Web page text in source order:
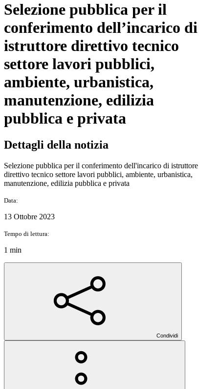
Selezione pubblica per il
conferimento dell’incarico di
istruttore direttivo tecnico
settore lavori pubblici,
ambiente, urbanistica,
manutenzione, edilizia
pubblica e privata
Dettagli della notizia
Selezione pubblica per il conferimento dell'incarico di istruttore
direttivo tecnico settore lavori pubblici, ambiente, urbanistica,
manutenzione, edilizia pubblica e privata
Data:
13 Ottobre 2023
Tempo di lettura:
1 min
Condividi